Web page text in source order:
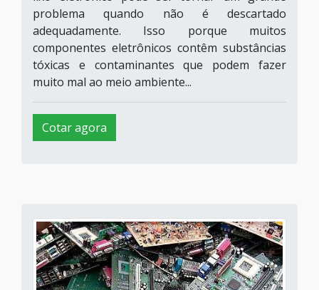
problema quando não é descartado
adequadamente. Isso porque muitos
componentes eletrônicos contêm substâncias
tóxicas e contaminantes que podem fazer
muito mal ao meio ambiente...
Cotar agora